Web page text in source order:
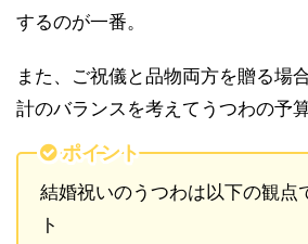
するのが一番。
また、ご祝儀と品物両方を贈る場
計のバランスを考えてうつわの予
ポイント
結婚祝いのうつわは以下の観点
ト